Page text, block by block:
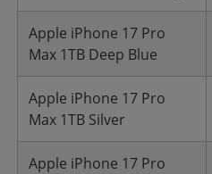
Apple iPhone 17 Pro
Max 1TB Deep Blue
Apple iPhone 17 Pro
Max 1TB Silver
Apple iPhone 17 Pro